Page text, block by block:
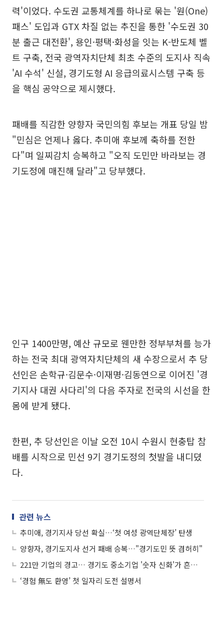
력'이었다. 수도권 교통체계를 하나로 묶는 '원(One)
패스' 도입과 GTX 차질 없는 추진을 통한 '수도권 30
분 출근 대전환', 용인·평택·화성을 잇는 K-반도체 벨
트 구축, 전국 광역자치단체 최초 수준의 도지사 직속
'AI 수석' 신설, 경기도형 AI 응급의료시스템 구축 등
을 핵심 공약으로 제시했다.
패배를 직감한 양향자 국민의힘 후보는 개표 당일 밤
"민심은 언제나 옳다. 추미애 후보께 축하를 전한
다"며 일찌감치 승복하고 "오직 도민만 바라보는 경
기도정에 매진해 달라"고 당부했다.
인구 1400만명, 예산 규모로 웬만한 정부부처를 능가
하는 전국 최대 광역자치단체의 새 수장으로서 추 당
선인은 손학규·김문수·이재명·김동연으로 이어진 '경
기지사 대권 사다리'의 다음 주자로 전국의 시선을 한
몸에 받게 됐다.
한편, 추 당선인은 이날 오전 10시 수원시 현충탑 참
배를 시작으로 민선 9기 경기도정의 첫발을 내디뎠
다.
관련 뉴스
추미애, 경기지사 당선 확실…‘첫 여성 광역단체장’ 탄생
양향자, 경기도지사 선거 패배 승복…"경기도민 뜻 겸허히"
221만 기업의 경고… 경기도 중소기업 '숫자 신화'가 흔들린다
‘경험 無도 환영’ 첫 일자리 도전 설명서